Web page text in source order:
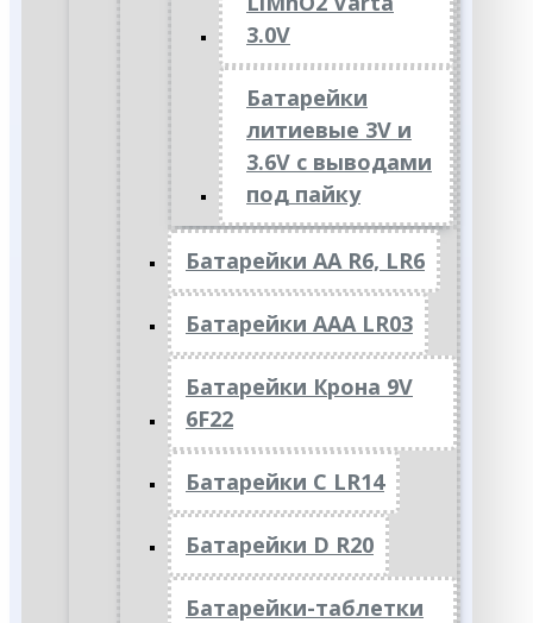
3.0V
Батарейки
литиевые 3V и
3.6V с выводами
под пайку
Батарейки АА R6, LR6
Батарейки АAА LR03
Батарейки Крона 9V
6F22
Батарейки C LR14
Батарейки D R20
Батарейки-таблетки